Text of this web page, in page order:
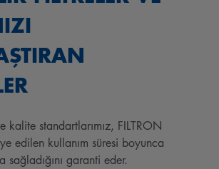
kalite standartlarımız, FILTRON
edilen kullanım süresi boyunca
sağladığını garanti eder.